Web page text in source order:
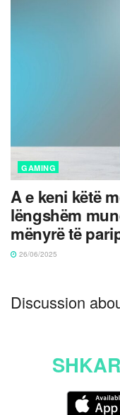
GAMING
A e keni këtë
lëngshëm
mënyrë të
26/06/2025
Discussion